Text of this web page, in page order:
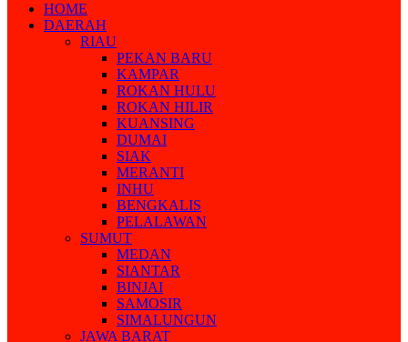
HOME
DAERAH
RIAU
PEKAN BARU
KAMPAR
ROKAN HULU
ROKAN HILIR
KUANSING
DUMAI
SIAK
MERANTI
INHU
BENGKALIS
PELALAWAN
SUMUT
MEDAN
SIANTAR
BINJAI
SAMOSIR
SIMALUNGUN
JAWA BARAT